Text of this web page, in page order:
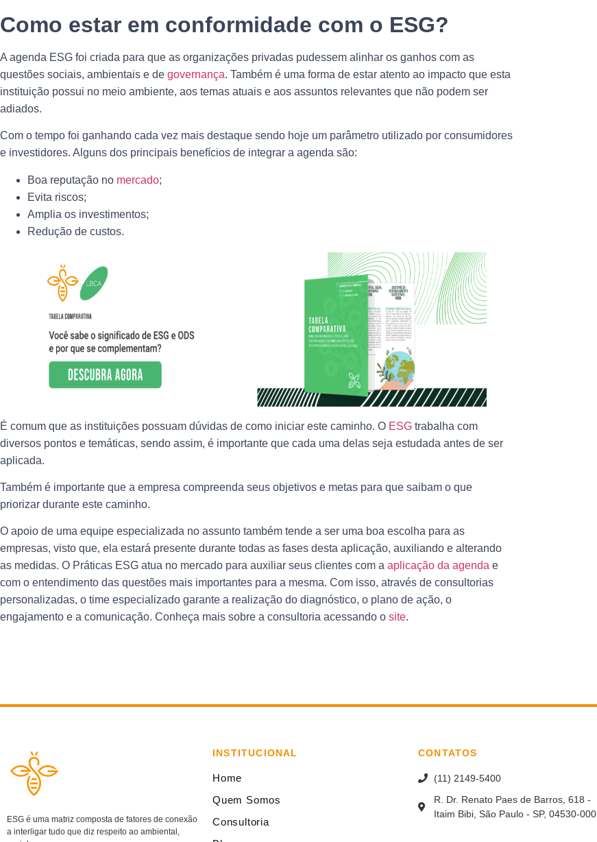
Como estar em conformidade com o ESG?
A agenda ESG foi criada para que as organizações privadas pudessem alinhar os ganhos com as
questões sociais, ambientais e de governança. Também é uma forma de estar atento ao impacto que esta
instituição possui no meio ambiente, aos temas atuais e aos assuntos relevantes que não podem ser
adiados.
Com o tempo foi ganhando cada vez mais destaque sendo hoje um parâmetro utilizado por consumidores
e investidores. Alguns dos principais benefícios de integrar a agenda são:
Boa reputação no mercado;
Evita riscos;
Amplia os investimentos;
Redução de custos.
É comum que as instituições possuam dúvidas de como iniciar este caminho. O ESG trabalha com
diversos pontos e temáticas, sendo assim, é importante que cada uma delas seja estudada antes de ser
aplicada.
Também é importante que a empresa compreenda seus objetivos e metas para que saibam o que
priorizar durante este caminho.
O apoio de uma equipe especializada no assunto também tende a ser uma boa escolha para as
empresas, visto que, ela estará presente durante todas as fases desta aplicação, auxiliando e alterando
as medidas. O Práticas ESG atua no mercado para auxiliar seus clientes com a aplicação da agenda e
com o entendimento das questões mais importantes para a mesma. Com isso, através de consultorias
personalizadas, o time especializado garante a realização do diagnóstico, o plano de ação, o
engajamento e a comunicação. Conheça mais sobre a consultoria acessando o site.
ESG é uma matriz composta de fatores de conexão
a interligar tudo que diz respeito ao ambiental,
INSTITUCIONAL
Home
Quem Somos
Consultoria
CONTATOS
(11) 2149-5400
R. Dr. Renato Paes de Barros, 618 -
Itaim Bibi, São Paulo - SP, 04530-000